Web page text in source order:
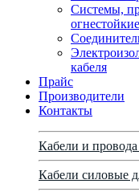
Системы,
кабеля
Прайс
Производители
Контакты
Кабели и провода
Кабели силовые